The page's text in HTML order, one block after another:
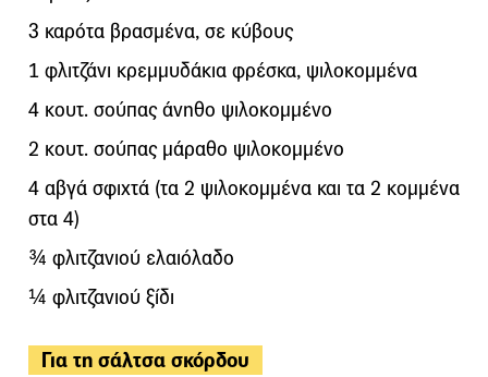
3 καρότα βρασμένα, σε κύβους
1 φλιτζάνι κρεμμυδάκια φρέσκα, ψιλοκομμένα
4 κουτ. σούπας άνηθο ψιλοκομμένο
2 κουτ. σούπας μάραθο ψιλοκομμένο
4 αβγά σφιχτά (τα 2 ψιλοκομμένα και τα 2 κομμένα
στα 4)
¾ φλιτζανιού ελαιόλαδο
¼ φλιτζανιού ξίδι
Για τη σάλτσα σκόρδου